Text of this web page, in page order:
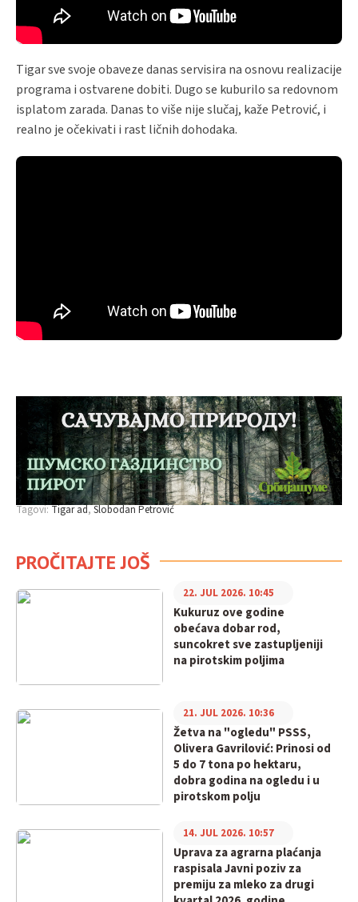
Tigar sve svoje obaveze danas servisira na osnovu realizacije
programa i ostvarene dobiti. Dugo se kuburilo sa redovnom
isplatom zarada. Danas to više nije slučaj, kaže Petrović, i
realno je očekivati i rast ličnih dohodaka.
Tagovi:Tigar ad Slobodan Petrović
PROČITAJTE JOŠ
Kukuruz ove godine
obećava dobar rod,
suncokret sve zastupljeniji
na pirotskim poljima
22. JUL 2026. 10:45
Žetva na "ogledu" PSSS,
Olivera Gavrilović: Prinosi od
5 do 7 tona po hektaru,
dobra godina na ogledu i u
pirotskom polju
21. JUL 2026. 10:36
Uprava za agrarna plaćanja
raspisala Javni poziv za
premiju za mleko za drugi
14. JUL 2026. 10:57